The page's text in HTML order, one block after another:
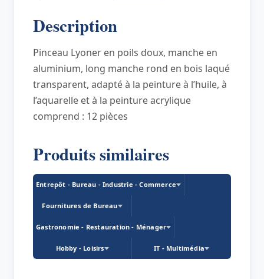
bois
Description
Pinceau Lyoner en poils doux, manche en
aluminium, long manche rond en bois laqué
transparent, adapté à la peinture à l’huile, à
l’aquarelle et à la peinture acrylique
comprend : 12 pièces
Produits similaires
Entrepôt - Bureau - Industrie - Commerce
Fournitures de Bureau
Gastronomie - Restauration - Ménager
Hobby - Loisirs IT - Multimédia